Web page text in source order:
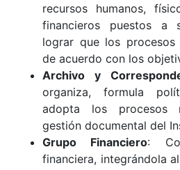
recursos humanos,
financieros puestos a
lograr que los
de acuerdo con los
Archivo y
organiza, formula
adopta los procesos
gestión documental del
Grupo Financiero:
financiera, integrándola